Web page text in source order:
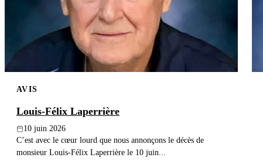
AVIS
Louis-Félix Laperrière
10 juin 2026
C’est avec le cœur lourd que nous annonçons le décès de
monsieur Louis-Félix Laperrière le 10 juin...